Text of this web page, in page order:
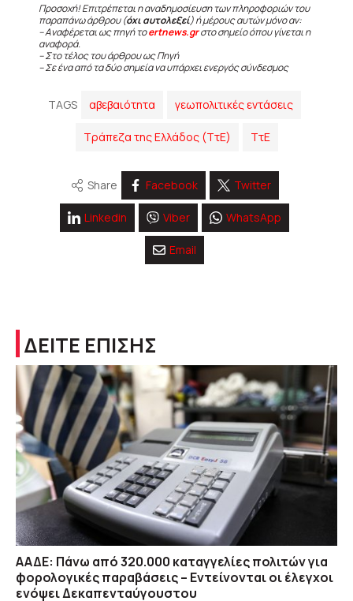
Προσοχή! Επιτρέπεται η αναδημοσίευση των πληροφοριών του
παραπάνω άρθρου (όχι αυτολεξεί) ή μέρους αυτών μόνο αν:
– Αναφέρεται ως πηγή τοertnews.grστο σημείο όπου γίνεται η
αναφορά.
– Στο τέλος του άρθρου ως Πηγή
– Σε ένα από τα δύο σημεία να υπάρχει ενεργός σύνδεσμος
TAGS αβεβαιότητα γεωπολιτικές εντάσεις
Τράπεζα της Ελλάδος (ΤτΕ) ΤτΕ
Share Facebook Twitter
Linkedin Viber WhatsApp
Email
ΔΕΙΤΕ ΕΠΙΣΗΣ
ΑΑΔΕ: Πάνω από 320.000 καταγγελίες πολιτών για
φορολογικές παραβάσεις – Εντείνονται οι έλεγχοι
ενόψει Δεκαπενταύγουστου